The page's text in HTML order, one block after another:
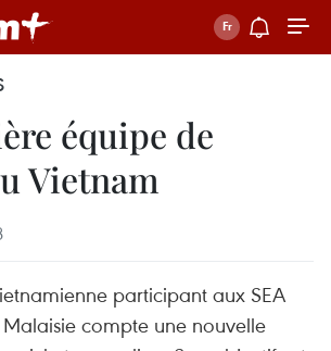
équipe de
Vietnam
participant aux SEA
compte une nouvelle